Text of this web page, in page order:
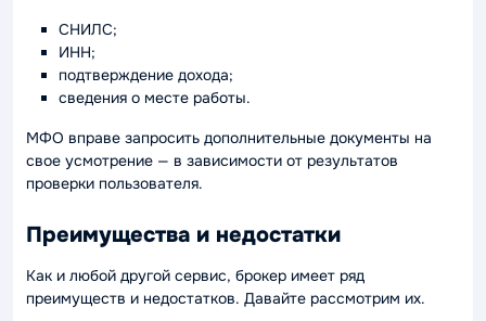
СНИЛС;
ИНН;
подтверждение дохода;
сведения о месте работы.
МФО вправе запросить дополнительные документы на
свое усмотрение — в зависимости от результатов
проверки пользователя.
Преимущества и недостатки
Как и любой другой сервис, брокер имеет ряд
преимуществ и недостатков. Давайте рассмотрим их.